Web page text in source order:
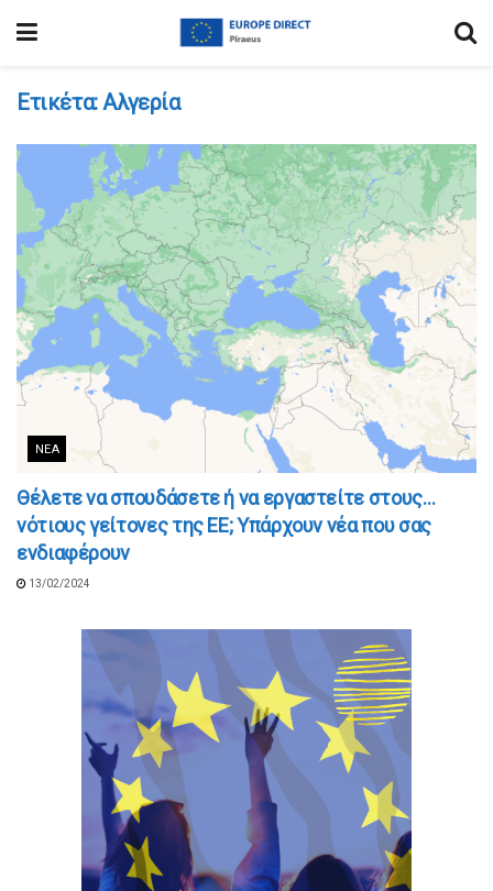
Ετικέτα:Αλγερία
ΝΈΑ
Θέλετε να σπουδάσετε ή να εργαστείτε στους…
νότιους γείτονες της ΕΕ; Υπάρχουν νέα που σας
ενδιαφέρουν
13/02/2024